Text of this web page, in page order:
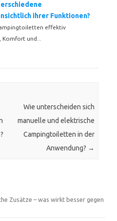
ihrer Funktionen?
effektiv
und...
Wie unterscheiden sich
manuelle und elektrische
Campingtoiletten in der
Anwendung? →
Zusätze – was wirkt besser gegen